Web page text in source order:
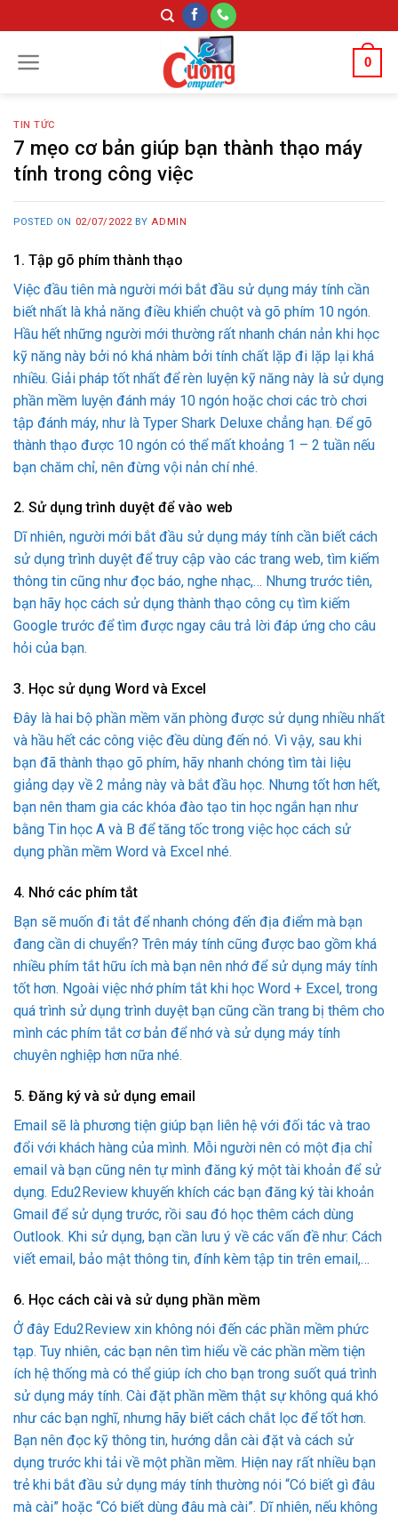
to
content
0
TIN TỨC
7 mẹo cơ bản giúp bạn thành thạo máy
tính trong công việc
POSTED ON 02/07/2022 BY ADMIN
1. Tập gõ phím thành thạo
Việc đầu tiên mà người mới bắt đầu sử dụng máy tính cần
biết nhất là khả năng điều khiển chuột và gõ phím 10 ngón.
Hầu hết những người mới thường rất nhanh chán nản khi học
kỹ năng này bởi nó khá nhàm bởi tính chất lặp đi lặp lại khá
nhiều. Giải pháp tốt nhất để rèn luyện kỹ năng này là sử dụng
phần mềm luyện đánh máy 10 ngón hoặc chơi các trò chơi
tập đánh máy, như là Typer Shark Deluxe chẳng hạn. Để gõ
thành thạo được 10 ngón có thể mất khoảng 1 – 2 tuần nếu
bạn chăm chỉ, nên đừng vội nản chí nhé.
2. Sử dụng trình duyệt để vào web
Dĩ nhiên, người mới bắt đầu sử dụng máy tính cần biết cách
sử dụng trình duyệt để truy cập vào các trang web, tìm kiếm
thông tin cũng như đọc báo, nghe nhạc,… Nhưng trước tiên,
bạn hãy học cách sử dụng thành thạo công cụ tìm kiếm
Google trước để tìm được ngay câu trả lời đáp ứng cho câu
hỏi của bạn.
3. Học sử dụng Word và Excel
Đây là hai bộ phần mềm văn phòng được sử dụng nhiều nhất
và hầu hết các công việc đều dùng đến nó. Vì vậy, sau khi
bạn đã thành thạo gõ phím, hãy nhanh chóng tìm tài liệu
giảng dạy về 2 mảng này và bắt đầu học. Nhưng tốt hơn hết,
bạn nên tham gia các khóa đào tạo tin học ngắn hạn như
bằng Tin học A và B để tăng tốc trong việc học cách sử
dụng phần mềm Word và Excel nhé.
4. Nhớ các phím tắt
Bạn sẽ muốn đi tắt để nhanh chóng đến địa điểm mà bạn
đang cần di chuyển? Trên máy tính cũng được bao gồm khá
nhiều phím tắt hữu ích mà bạn nên nhớ để sử dụng máy tính
tốt hơn. Ngoài việc nhớ phím tắt khi học Word + Excel, trong
quá trình sử dụng trình duyệt bạn cũng cần trang bị thêm cho
mình các phím tắt cơ bản để nhớ và sử dụng máy tính
chuyên nghiệp hơn nữa nhé.
5. Đăng ký và sử dụng email
Email sẽ là phương tiện giúp bạn liên hệ với đối tác và trao
đổi với khách hàng của mình. Mỗi người nên có một địa chỉ
email và bạn cũng nên tự mình đăng ký một tài khoản để sử
dụng. Edu2Review khuyến khích các bạn đăng ký tài khoản
Gmail để sử dụng trước, rồi sau đó học thêm cách dùng
Outlook. Khi sử dụng, bạn cần lưu ý về các vấn đề như: Cách
viết email, bảo mật thông tin, đính kèm tập tin trên email,…
6. Học cách cài và sử dụng phần mềm
Ở đây Edu2Review xin không nói đến các phần mềm phức
tạp. Tuy nhiên, các bạn nên tìm hiểu về các phần mềm tiện
ích hệ thống mà có thể giúp ích cho bạn trong suốt quá trình
sử dụng máy tính. Cài đặt phần mềm thật sự không quá khó
như các bạn nghĩ, nhưng hãy biết cách chắt lọc để tốt hơn.
Bạn nên đọc kỹ thông tin, hướng dẫn cài đặt và cách sử
dụng trước khi tải về một phần mềm. Hiện nay rất nhiều bạn
trẻ khi bắt đầu sử dụng máy tính thường nói “Có biết gì đâu
mà cài” hoặc “Có biết dùng đâu mà cài”. Dĩ nhiên, nếu không